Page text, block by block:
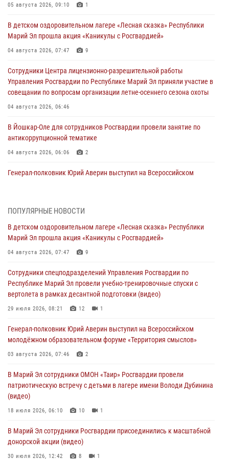
05 августа 2026, 09:10 1
В детском оздоровительном лагере «Лесная сказка» Республики
Марий Эл прошла акция «Каникулы с Росгвардией»
04 августа 2026, 07:47 9
Сотрудники Центра лицензионно-разрешительной работы
Управления Росгвардии по Республике Марий Эл приняли участие в
совещании по вопросам организации летне-осеннего сезона охоты
04 августа 2026, 06:46
В Йошкар-Оле для сотрудников Росгвардии провели занятие по
антикоррупционной тематике
04 августа 2026, 06:06 2
Генерал-полковник Юрий Аверин выступил на Всероссийском
празднования Дня ВДВ и проведения матчевого турнира на Кубок
Раимкуля Малахбекова
03 августа 2026, 06:52 7
Центральная войсковая комендатура Росгвардии отмечает день
образования 2 августа
02 августа 2026, 11:44
мировой войне 1914-1918 годов
01 августа 2026, 11:42
Российской Федерации
01 августа 2026, 06:40
ПОПУЛЯРНЫЕ НОВОСТИ
В детском оздоровительном лагере «Лесная сказка» Республики
Марий Эл прошла акция «Каникулы с Росгвардией»
04 августа 2026, 07:47 9
Сотрудники спецподразделений Управления Росгвардии по
Республике Марий Эл провели учебно-тренировочные спуски с
вертолета в рамках десантной подготовки (видео)
29 июля 2026, 08:21 12 1
Генерал-полковник Юрий Аверин выступил на Всероссийском
молодёжном образовательном форуме «Территория смыслов»
03 августа 2026, 07:46 2
В Марий Эл сотрудники ОМОН «Таир» Росгвардии провели
патриотическую встречу с детьми в лагере имени Володи Дубинина
(видео)
18 июля 2026, 06:10 10 1
В Марий Эл сотрудники Росгвардии присоединились к масштабной
донорской акции (видео)
30 июля 2026, 12:42 8 1